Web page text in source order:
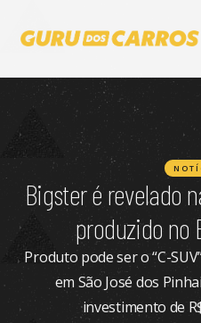
Bigster é revelado
produzido no
Produto pode ser o “C-
em São José dos
investimento de